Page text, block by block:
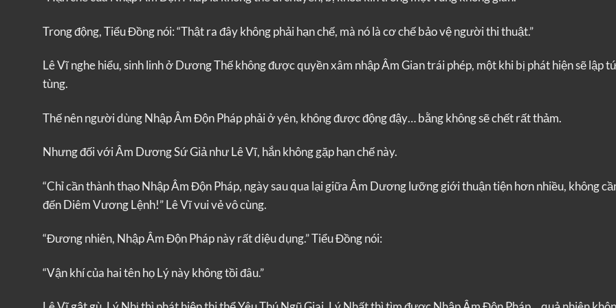
Trong động, Tiểu Đồng nói: “Thật ra đây không phải hạn chế, mà nó là cơ chế bảo vệ người thi thuật.”
Lê Vĩ nghe hiểu, sinh linh ở Dương Thế không được quyền xâm nhập Âm Gian trái phép, một khi bị phát hiện sẽ lập
tùng.
Thế nên người dùng Nhập Âm Độn Pháp phải ở yên, không được động đậy… bằng không sẽ chết rất thảm.
Nhưng đối với Âm Dương Sứ Giả như Lê Vĩ, hắn không gặp hạn chế này.
“Chỉ cần thành thạo Nhập Âm Độn Pháp, ngày sau qua lại giữa Âm Dương lưỡng giới thuận tiện hơn nhiều, không
đến Diêm Vương Lệnh!” Lê Vĩ vui vẻ vô cùng.
“Đương nhiên, Nhập Âm Độn Pháp này rất diệu dụng.” Tiểu Đồng nói:
“Vận khí của hai tên họ Lý này không tồi đâu.”